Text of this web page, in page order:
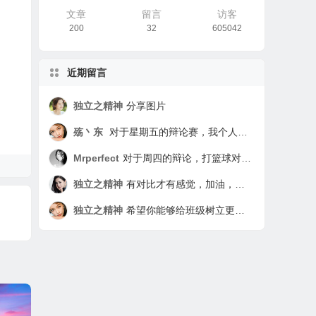
文章
200
留言
32
访客
605042
近期留言
独立之精神 分享图片
殇丶东 对于星期五的辩论赛，我个人实际上认为是无意义的。因为打篮球的影响是绝对的，不可去除的，有好有坏，要看打球的人本身有没有自制力。对于没有自制力的同学来说打球基本是无节制的，因为打球可以使人身心放松，让学习上的烦恼在打球中驱散。但为了这种快感而无节制的打球是利大于弊的。对于那些有自制力且极强的同学来说，简直就是娱乐项目，做完该做的任务就去打打，从而达到一箭双雕，两全其美。所以这次辩论赛我认为题目的根本就有错误，应该改为“有自制力对于打球有关系吗？” 还有就是我绝对认为我是实验班学生，我先不管谁不承认实验班，反正我就是，我就是要做到实验班该做的比平行班还要强的任务，因为我是实验班的学生。
Mrperfect 对于周四的辩论，打篮球对学习是否有影响，我觉得应该辩的是打篮球对于学习利大于弊还是弊大于利。我个人处于中立，因为这取决于个人。打篮球对学习是利大于弊还是弊大于利要看打篮球的人是怎么打的，如果这个人打篮球与学习时间分配有序，学习时间为主，打篮球为辅，那么就是利大于弊，这样不仅强身健体，学习也会更有精神。如果这个人打篮球没有节制，打篮球时间过多，就连上课都在想篮球，那么就是弊大于利。这样下去不仅学习没状态，对身体也不好，会过度劳累，这对学习与身体都不利。所以打篮球对学习利大于弊还是弊大于利取决于个人。 这次辩论也看出了我们班同学的秩序，在别人辩论时没有倾听的习惯，我们应该牢记：倾听是一种习惯。这次辩论也看出了同学们逻辑思维能力不足，不少同学在乱辩。而李碧馨无疑是这次辩论的亮点，她以一敌众，并且牢牢抓住对自己有利的论点力压群雄，实在是厉害。 实验班，这是我们七年级入校时就有的标签，我们2班入学以来学习成绩就一直领先，但是表现却不及一班，有些同学还向其他差生看齐，渐渐的我们纪律不好，成绩也逐渐被赶上，由原来的各科遥遥领先，到现在只有一部分科目超过其他班。 作为班长，我们同学的表现我都看在眼里，与平行班的同学比起来，我们班大部分同学都在重点班。但是，有少部分同学，向平行班的狐朋狗友看齐。我们不反对大家玩在一起，但希望我们班的同学要做到不同流合污。上课听不懂，那也得听，许多同学现在学习不好是因为以前基础没打好，那么你就更应该少玩，外科下花更多的时间去把以前的漏洞补起来。 我们班的那几位同学，每天上课都迟到，这点实在让我不能理解，你们下课不去上厕所，等到上课铃打了，就结伴去上厕所你不过是少听了2分钟的课，但当你回来时老师说你时你却浪费了40多人的2分钟，你浪费同学的了80多分钟。做这种事的人我非常看不起，就如同你故意跟老师反着干，你是觉得这样非常有面子吗？同学啊，你殊不知你这么做非常丢人。 我们是实验班的孩子，但我们却没有实验班孩子的品质与习惯，难道上课下课时摆一摆桌子，捡一下桌子周围的垃圾有这么难吗？就算不是你丢的垃圾，作为班里的一份子你帮忙捡一下很难吗？ 我们是实验班，我们的同学也是品学兼优的学生，一定是的，一定会是的！ ——802 罗权
独立之精神 有对比才有感觉，加油，相信你一定可以树立更好的榜样作用的
独立之精神 希望你能够给班级树立更积极的形象，加油